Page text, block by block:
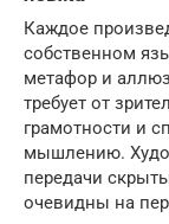
Каждое
собственном
метафор и
требует от
грамотности и
мышлению.
передачи
очевидны на